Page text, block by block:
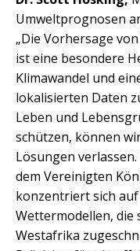
Umweltprognosen
„Die Vorhersage
ist eine besondere
Klimawandel und
lokalisierten Daten
Leben und
schützen, können
Lösungen
dem Vereinigten
konzentriert sich
Wettermodellen, die
Westafrika